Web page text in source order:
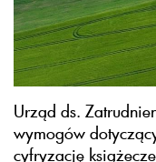
Urząd ds.
wymogów
cyfryzację